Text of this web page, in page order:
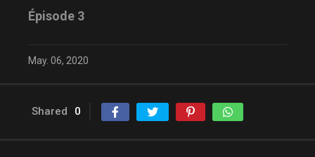
Épisode 3
May. 06, 2020
Shared 0